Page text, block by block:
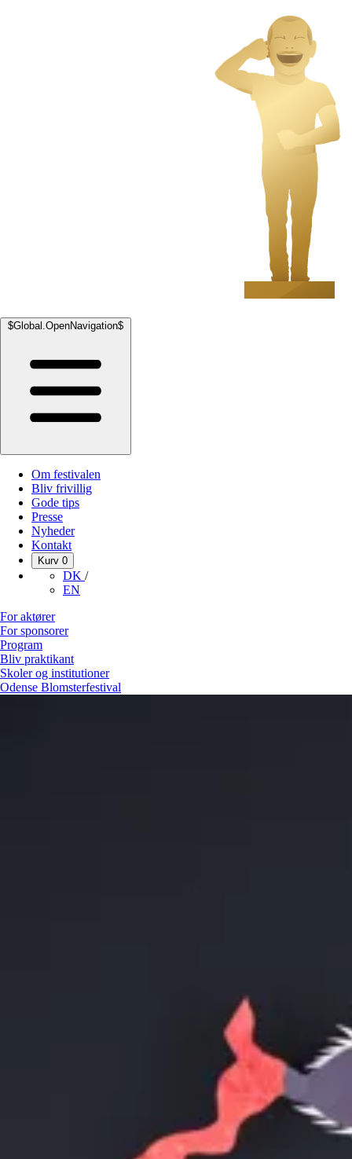
$Global.OpenNavigation$
Om festivalen
Bliv frivillig
Gode tips
Presse
Nyheder
Kontakt
Kurv 0
DK /
EN
For aktører
For sponsorer
Program
Bliv praktikant
Skoler og institutioner
Odense Blomsterfestival